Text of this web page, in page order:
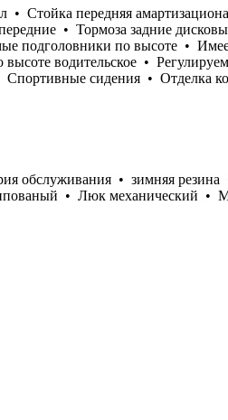
• Стойка передняя
• Тормоза задние
подголовники по высоте •
водительское •
Спортивные сидения • Отделка
обслуживания • зимняя
• Люк механический •